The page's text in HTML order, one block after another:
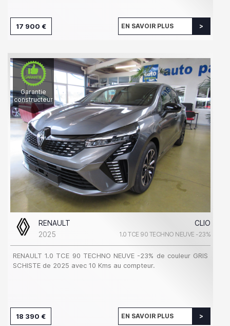
17 900 € EN SAVOIR PLUS
Garantie
constructeur
RENAULT
CLIO
2025
1.0 TCE 90 TECHNO NEUVE -23%
RENAULT 1.0 TCE 90 TECHNO NEUVE -23% de couleur GRIS
SCHISTE de 2025 avec 10 Kms au compteur.
18 390 € EN SAVOIR PLUS